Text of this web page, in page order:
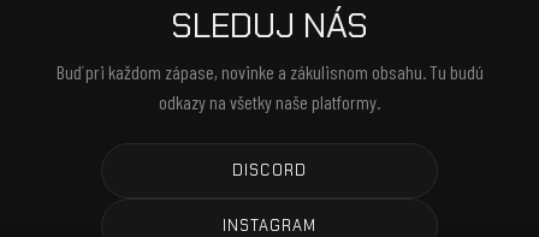
SLEDUJ NÁS
Buď pri každom zápase, novinke a zákulisnom obsahu. Tu budú
odkazy na všetky naše platformy.
DISCORD
INSTAGRAM